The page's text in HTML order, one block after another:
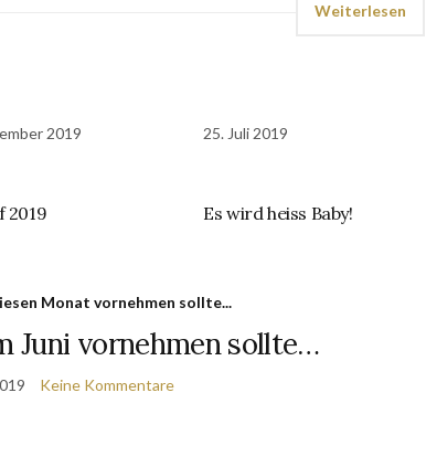
Weiterlesen
2019
2019
25. Juli 2019
Es wird heiss Baby!
Monat vornehmen sollte...
Juni vornehmen sollte…
Keine Kommentare